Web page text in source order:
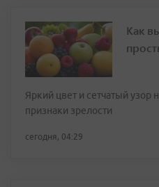
Как
Яркий цвет и сетчатый узор
признаки зрелости
сегодня, 04:29